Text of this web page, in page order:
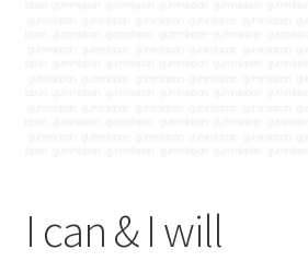
I can & I will